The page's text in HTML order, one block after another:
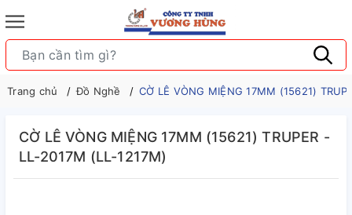
Trang chủ Đồ Nghề CỜ LÊ VÒNG MIỆNG 17MM (15621)
CỜ LÊ VÒNG MIỆNG 17MM (15621) TRUPER -
LL-2017M (LL-1217M)